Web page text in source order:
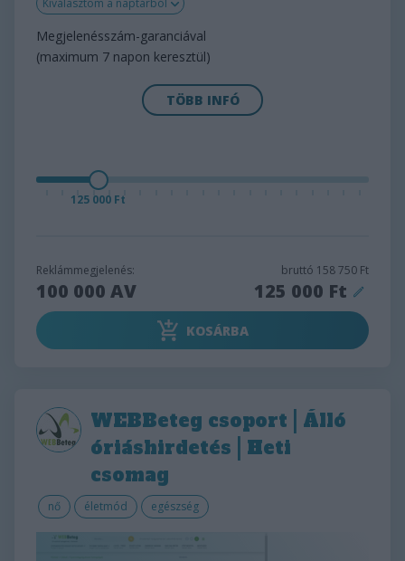
TÖBB INFÓ
Megjelenésszám-garanciával
(maximum 7 napon keresztül)
125 000 Ft
Reklámmegjelenés:
100 000 AV
bruttó 158 750 Ft
125 000 Ft
KOSÁRBA
WEBBeteg csoport | Álló
óriáshirdetés | Heti
csomag
nő életmód egészség